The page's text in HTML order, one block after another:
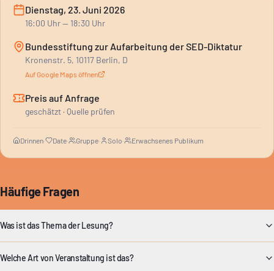
Dienstag, 23. Juni 2026
16:00 Uhr— 18:30 Uhr
Bundesstiftung zur Aufarbeitung der SED-Diktatur
Kronenstr. 5, 10117 Berlin, D
Auf Google Maps öffnen
Preis auf Anfrage
geschätzt · Quelle prüfen
Drinnen· Date· Gruppe· Solo· Erwachsenes Publikum
Häufige Fragen
Was ist das Thema der Lesung?
Welche Art von Veranstaltung ist das?